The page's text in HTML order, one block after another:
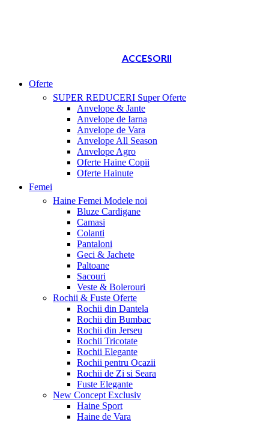
ACCESORII
Oferte
SUPER REDUCERI Super Oferte
Anvelope & Jante
Anvelope de Iarna
Anvelope de Vara
Anvelope All Season
Anvelope Agro
Oferte Haine Copii
Oferte Hainute
Femei
Haine Femei Modele noi
Bluze Cardigane
Camasi
Colanti
Pantaloni
Geci & Jachete
Paltoane
Sacouri
Veste & Bolerouri
Rochii & Fuste Oferte
Rochii din Dantela
Rochii din Bumbac
Rochii din Jerseu
Rochii Tricotate
Rochii Elegante
Rochii pentru Ocazii
Rochii de Zi si Seara
Fuste Elegante
New Concept Exclusiv
Haine Sport
Haine de Vara